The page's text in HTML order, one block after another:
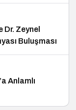
Dr. Zeynel
Buluşması
Anlamlı